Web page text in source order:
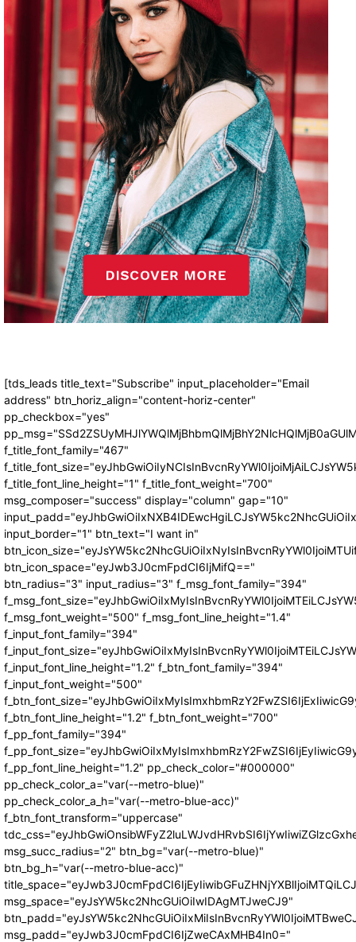
[tds_leads title_text="Subscribe" input_placeholder="Email
address" btn_horiz_align="content-horiz-center"
pp_checkbox="yes"
f_title_font_family="467"
f_title_font_line_height="1" f_title_font_weight="700"
msg_composer="success" display="column" gap="10"
input_border="1" btn_text="I want in"
btn_icon_space="eyJwb3J0cmFpdCI6IjMifQ=="
btn_radius="3" input_radius="3" f_msg_font_family="394"
f_msg_font_weight="500" f_msg_font_line_height="1.4"
f_input_font_family="394"
f_input_font_line_height="1.2" f_btn_font_family="394"
f_input_font_weight="500"
f_btn_font_line_height="1.2" f_btn_font_weight="700"
f_pp_font_family="394"
f_pp_font_line_height="1.2" pp_check_color="#000000"
pp_check_color_a="var(--metro-blue)"
pp_check_color_a_h="var(--metro-blue-acc)"
f_btn_font_transform="uppercase"
msg_succ_radius="2" btn_bg="var(--metro-blue)"
btn_bg_h="var(--metro-blue-acc)"
msg_space="eyJsYW5kc2NhcGUiOiIwIDAgMTJweCJ9"
msg_padd="eyJwb3J0cmFpdCI6IjZweCAxMHB4In0="